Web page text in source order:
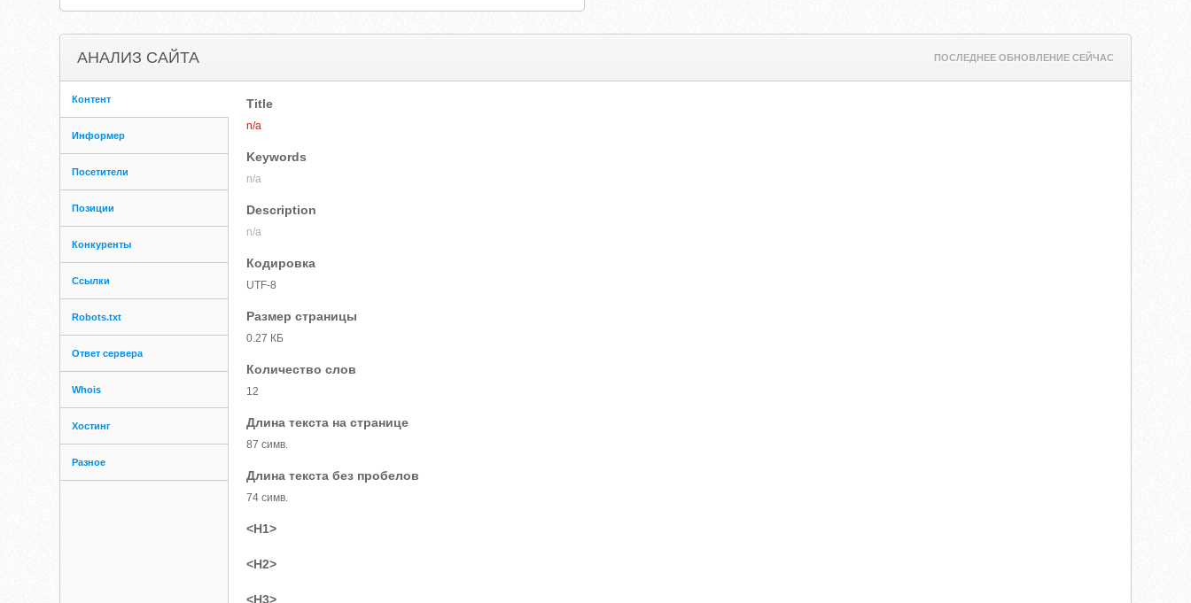
АНАЛИЗ САЙТА ПОСЛЕДНЕЕ ОБНОВЛЕНИЕ СЕЙЧАС
Контент
Информер
Посетители
Позиции
Конкуренты
Ссылки
Robots.txt
Ответ сервера
Whois
Хостинг
Разное
Title
n/a
Keywords
n/a
Description
n/a
Кодировка
UTF-8
Размер страницы
0.27 КБ
Количество слов
12
Длина текста на странице
87 симв.
Длина текста без пробелов
74 симв.
<H1>
<H2>
<H3>